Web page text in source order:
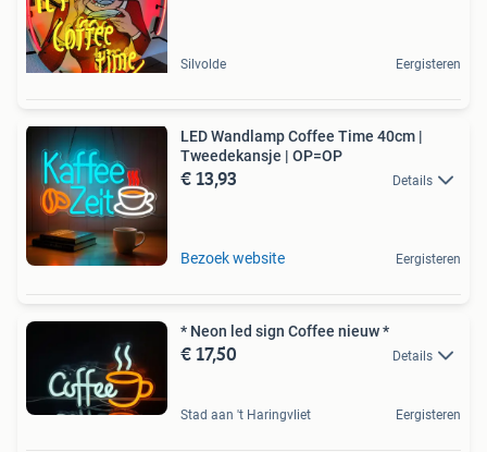
Silvolde Eergisteren
LED Wandlamp Coffee Time 40cm |
Tweedekansje | OP=OP
€ 13,93 Details
Bezoek website Eergisteren
* Neon led sign Coffee nieuw *
€ 17,50 Details
Stad aan 't Haringvliet Eergisteren